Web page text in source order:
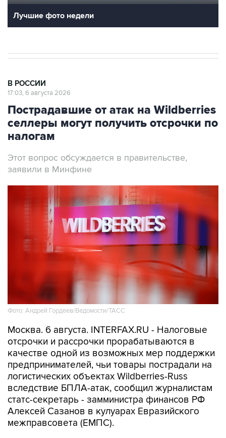
Лучшие фото недели
В РОССИИ
17:03, 6 августа 2026
Пострадавшие от атак на Wildberries
селлеры могут получить отсрочки по
налогам
Этот вопрос обсуждается в правительстве,
заявили в Минфине
Фото: Андрей Гордеев/Ведомости/ТАСС
Москва. 6 августа. INTERFAX.RU - Налоговые
отсрочки и рассрочки прорабатываются в
качестве одной из возможных мер поддержки
предпринимателей, чьи товары пострадали на
логистических объектах Wildberries-Russ
вследствие БПЛА-атак, сообщил журналистам
статс-секретарь - замминистра финансов РФ
Алексей Сазанов в кулуарах Евразийского
межправсовета (ЕМПС).